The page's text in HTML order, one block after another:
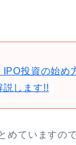
IPO投資の始め
説します!!
めていますの